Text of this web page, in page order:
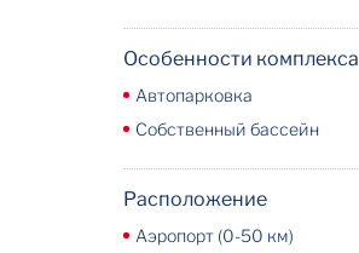
Особенности комплекса
Автопарковка
Собственный бассейн
Расположение
Аэропорт (0-50 км)